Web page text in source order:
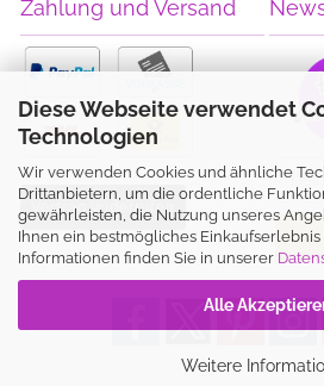
Diese Webseite verwendet
Technologien
Wir verwenden Cookies und ähnliche
Drittanbietern, um die ordentliche
gewährleisten, die Nutzung unseres
Ihnen ein bestmögliches
Informationen finden Sie in unserer
Alle
Weitere
Zahlung und Versand
Vertrag widerrufen